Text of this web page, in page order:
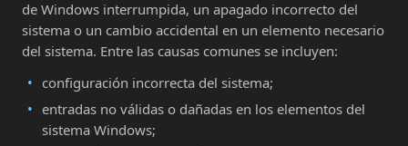
de Windows interrumpida, un apagado incorrecto del
sistema o un cambio accidental en un elemento necesario
del sistema. Entre las causas comunes se incluyen:
configuración incorrecta del sistema;
entradas no válidas o dañadas en los elementos del
sistema Windows;